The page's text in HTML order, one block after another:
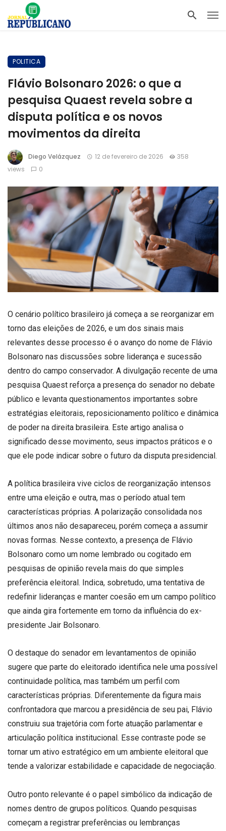
POLITICA
Flávio Bolsonaro 2026: o que a
pesquisa Quaest revela sobre a
disputa política e os novos
movimentos da direita
Diego Velázquez 12 de fevereiro de 2026
358
views
0
O cenário político brasileiro já começa a se reorganizar em
torno das eleições de 2026, e um dos sinais mais
relevantes desse processo é o avanço do nome de Flávio
Bolsonaro nas discussões sobre liderança e sucessão
dentro do campo conservador. A divulgação recente de uma
pesquisa Quaest reforça a presença do senador no debate
público e levanta questionamentos importantes sobre
estratégias eleitorais, reposicionamento político e dinâmica
de poder na direita brasileira. Este artigo analisa o
significado desse movimento, seus impactos práticos e o
que ele pode indicar sobre o futuro da disputa presidencial.
A política brasileira vive ciclos de reorganização intensos
entre uma eleição e outra, mas o período atual tem
características próprias. A polarização consolidada nos
últimos anos não desapareceu, porém começa a assumir
novas formas. Nesse contexto, a presença de Flávio
Bolsonaro como um nome lembrado ou cogitado em
pesquisas de opinião revela mais do que simples
preferência eleitoral. Indica, sobretudo, uma tentativa de
redefinir lideranças e manter coesão em um campo político
que ainda gira fortemente em torno da influência do ex-
presidente Jair Bolsonaro.
O destaque do senador em levantamentos de opinião
sugere que parte do eleitorado identifica nele uma possível
continuidade política, mas também um perfil com
características próprias. Diferentemente da figura mais
confrontadora que marcou a presidência de seu pai, Flávio
construiu sua trajetória com forte atuação parlamentar e
articulação política institucional. Esse contraste pode se
tornar um ativo estratégico em um ambiente eleitoral que
tende a valorizar estabilidade e capacidade de negociação.
Outro ponto relevante é o papel simbólico da indicação de
nomes dentro de grupos políticos. Quando pesquisas
começam a registrar preferências ou lembranças